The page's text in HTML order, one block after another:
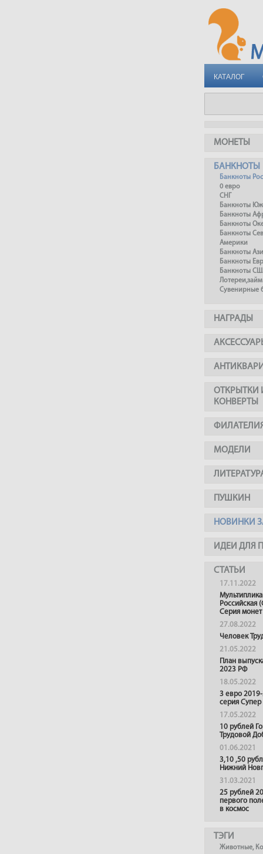
КАТАЛОГ
МОНЕТЫ
БАНКНОТЫ
Банкноты
0 евро
СНГ
Банкноты
Банкноты
Банкноты
Банкноты
Америки
Банкноты
Банкноты
Банкноты
Сувенирные
НАГРАДЫ
ОТКРЫТКИ
КОНВЕРТЫ
МОДЕЛИ
ПУШКИН
НОВИНКИ
ИДЕИ ДЛЯ
СТАТЬИ
17.11.2022
Российская
Серия монет
27.08.2022
Человек
21.05.2022
План
2023 РФ
18.05.2022
3 евро
серия
17.05.2022
10 рублей
Трудовой
01.06.2021
3,10 ,50
Нижний
31.03.2021
25 рублей
первого
в космос
ТЭГИ
Животные,